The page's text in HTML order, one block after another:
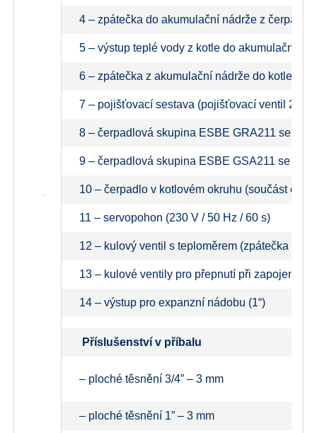
4 – zpátečka do akumulační nádrže z
5 – výstup teplé vody z kotle do akumulační
6 – zpátečka z akumulační nádrže do kotle
7 – pojišťovací sestava (pojišťovací ventil 2,5
8 – čerpadlová skupina ESBE GRA211 se
9 – čerpadlová skupina ESBE GSA211 se
10 – čerpadlo v kotlovém okruhu (součást
11 – servopohon (230 V / 50 Hz / 60 s)
12 – kulový ventil s teploměrem (zpátečka do
13 – kulové ventily pro přepnutí při zapojení s
14 – výstup pro expanzní nádobu (1“)
Příslušenství v příbalu
– ploché těsnění 3/4” – 3 mm
– ploché těsnění 1” – 3 mm